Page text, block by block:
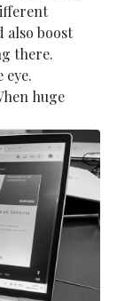
also boost
there.
eye.
huge